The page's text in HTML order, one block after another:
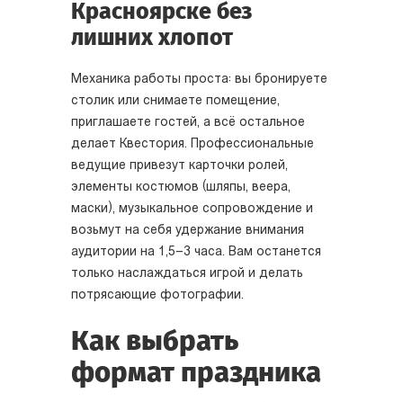
Красноярске без
лишних хлопот
Механика работы проста: вы бронируете
столик или снимаете помещение,
приглашаете гостей, а всё остальное
делает Квестория. Профессиональные
ведущие привезут карточки ролей,
элементы костюмов (шляпы, веера,
маски), музыкальное сопровождение и
возьмут на себя удержание внимания
аудитории на 1,5–3 часа. Вам останется
только наслаждаться игрой и делать
потрясающие фотографии.
Как выбрать
формат праздника